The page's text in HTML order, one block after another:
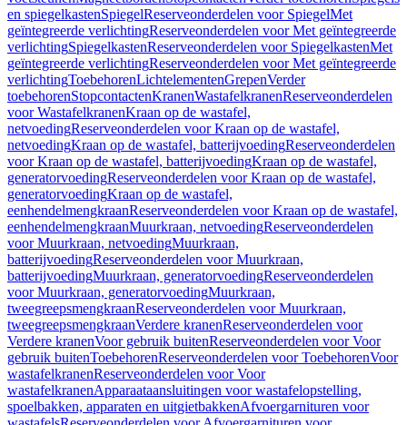
en spiegelkastenSpiegelReserveonderdelen voor SpiegelMet
geïntegreerde verlichtingReserveonderdelen voor Met geïntegreerde
verlichtingSpiegelkastenReserveonderdelen voor SpiegelkastenMet
geïntegreerde verlichtingReserveonderdelen voor Met geïntegreerde
verlichtingToebehorenLichtelementenGrepenVerder
toebehorenStopcontactenKranenWastafelkranenReserveonderdelen
voor WastafelkranenKraan op de wastafel,
netvoedingReserveonderdelen voor Kraan op de wastafel,
netvoedingKraan op de wastafel, batterijvoedingReserveonderdelen
voor Kraan op de wastafel, batterijvoedingKraan op de wastafel,
generatorvoedingReserveonderdelen voor Kraan op de wastafel,
generatorvoedingKraan op de wastafel,
eenhendelmengkraanReserveonderdelen voor Kraan op de wastafel,
eenhendelmengkraanMuurkraan, netvoedingReserveonderdelen
voor Muurkraan, netvoedingMuurkraan,
batterijvoedingReserveonderdelen voor Muurkraan,
batterijvoedingMuurkraan, generatorvoedingReserveonderdelen
voor Muurkraan, generatorvoedingMuurkraan,
tweegreepsmengkraanReserveonderdelen voor Muurkraan,
tweegreepsmengkraanVerdere kranenReserveonderdelen voor
Verdere kranenVoor gebruik buitenReserveonderdelen voor Voor
gebruik buitenToebehorenReserveonderdelen voor ToebehorenVoor
wastafelkranenReserveonderdelen voor Voor
wastafelkranenApparaataansluitingen voor wastafelopstelling,
spoelbakken, apparaten en uitgietbakkenAfvoergarnituren voor